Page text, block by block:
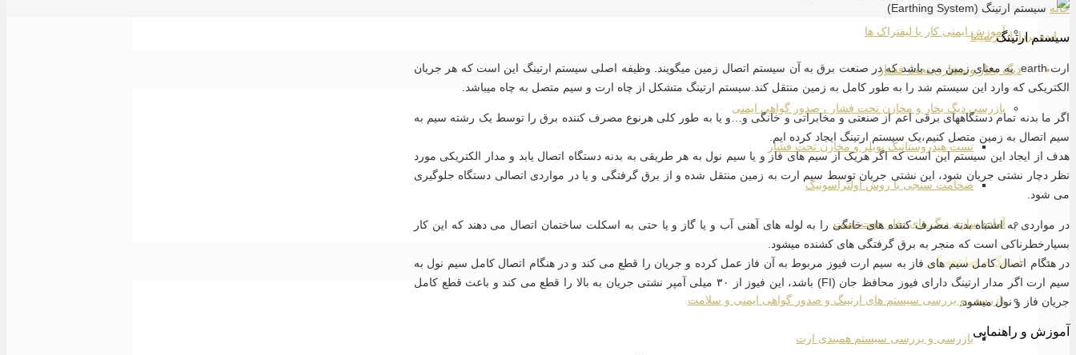
آموزش ایمنی کار با لیفتراک ها
دیگ بخار و مخازن تحت فشار
بازرسی دیگ بخار و مخازن تحت فشار ، صدور گواهی ایمنی
تست هیدروستاتیک بویلر و مخازن تحت فشار
ضخامت سنجی با روش اولتراسونیک
آماده سازی دیگ های بخار جهت تست
ارتینگ و صاعقه گیر
بازرسی و بررسی سیستم های ارتینگ و صدور گواهی ایمنی و سلامت
بازرسی و بررسی سیستم همبندی ارت
خانه سیستم ارتینگ (Earthing System)
سیستم ارتینگ
ارت earth به معنای زمین می باشد که در صنعت برق به آن سیستم اتصال زمین میگویند. وظیفه اصلی سیستم ارتینگ این است که هر جریان
الکتریکی که وارد این سیستم شد را به طور کامل به زمین منتقل کند.سیستم ارتینگ متشکل از چاه ارت و سیم متصل به چاه میباشد.
اگر ما بدنه تمام دستگاههای برقی اعم از صنعتی و مخابراتی و خانگی و…و یا به طور کلی هرنوع مصرف کننده برق را توسط یک رشته سیم به
سیم اتصال به زمین متصل کنیم،یک سیستم ارتینگ ایجاد کرده ایم.
هدف از ایجاد این سیستم این است که اگر هریک از سیم های فاز و یا سیم نول به هر طریقی به بدنه دستگاه اتصال یابد و مدار الکتریکی مورد
نظر دچار نشتی جریان شود، این نشتی جریان توسط سیم ارت به زمین منتقل شده و از برق گرفتگی و یا در مواردی اتصالی دستگاه جلوگیری
می شود.
در مواردی به اشتباه بدنه مصرف کننده های خانگی را به لوله های آهنی آب و یا گاز و یا حتی به اسکلت ساختمان اتصال می دهند که این کار
بسیارخطرناکی است که منجر به برق گرفتگی های کشنده میشود.
در هنگام اتصال کامل سیم های فاز به سیم ارت فیوز مربوط به آن فاز عمل کرده و جریان را قطع می کند و در هنگام اتصال کامل سیم نول به
سیم ارت اگر مدار ارتینگ دارای فیوز محافظ جان (FI) باشد، این فیوز از ۳۰ میلی آمپر نشتی جریان به بالا را قطع می کند و باعث قطع کامل
جریان فاز و نول میشود.
آموزش و راهنمایی